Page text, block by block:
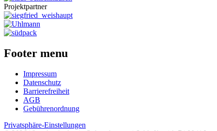
Projektpartner
Footer menu
Impressum
Datenschutz
Barrierefreiheit
AGB
Gebührenordnung
Privatsphäre-Einstellungen